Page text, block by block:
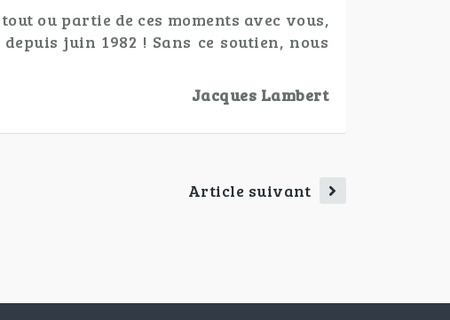
ou partie de ces moments avec vous,
juin 1982 ! Sans ce soutien, nous
Jacques Lambert
Article suivant